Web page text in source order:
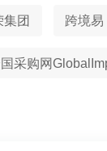
集团 跨境易
采购网